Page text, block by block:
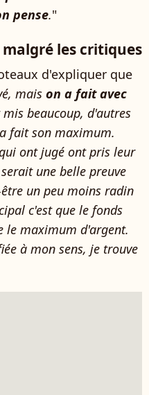
pense."
les critiques
d'expliquer que
mais on a fait avec
beaucoup, d'autres
fait son maximum.
ont jugé ont pris leur
une belle preuve
un peu moins radin
c'est que le fonds
le maximum d'argent.
à mon sens, je trouve